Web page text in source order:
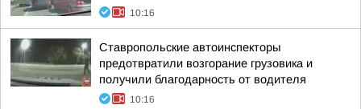
10:16
Ставропольские автоинспекторы
предотвратили возгорание грузовика и
получили благодарность от водителя
10:16